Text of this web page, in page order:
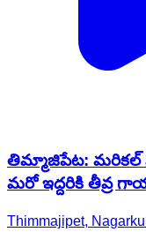
తిమ్మాజిపేట: మరికల్
మరో ఇద్దరికి తీవ్ర
Thimmajipet,